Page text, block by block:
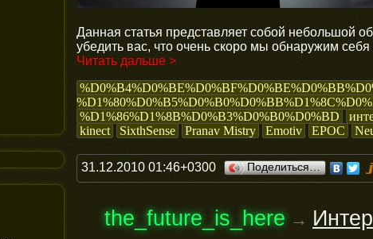
Данная статья представляет собой небольшой
убедить вас, что очень скоро мы обнаружим
Читать дальше >
%D1%86%D1%8B%D0%B3%D0%B0%D0%BD
kinect
SixthSense Pranav Mistry Emotiv EPOC
31.12.2010 01:46+0300 Поделиться…
the_future_is_here →